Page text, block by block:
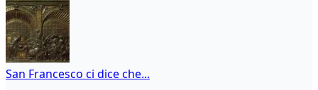
San Francesco ci dice che...